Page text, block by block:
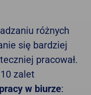
różnych
się bardziej
pracował.
zalet
w biurze: